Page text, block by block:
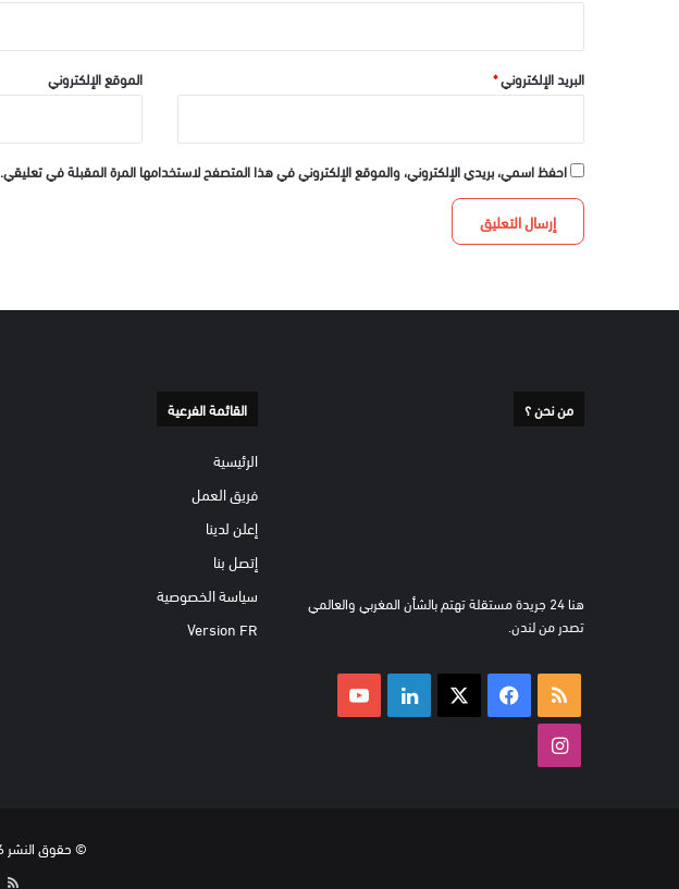
البريد الإلكتروني* الموقع الإلكتروني
احفظ اسمي، بريدي الإلكتروني، والموقع الإلكتروني في هذا المتصفح لاستخدامها المرة المقبلة في تعليقي.
من نحن ؟
هنا 24 جريدة مستقلة تهتم بالشأن المغربي والعالمي
تصدر من لندن.
ملخص فيسبوك لينكدإن
القائمة الفرعية
الرئيسية
فريق العمل
إعلن لدينا
إتصل بنا
سياسة الخصوصية
Version FR
© حقوق النشر 2026، جميع الحقوق محفوظة هنا24